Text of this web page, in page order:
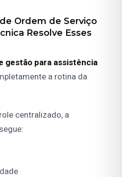
Ordem de Serviço
Resolve Esses
gestão para assistência
a rotina da
centralizado, a